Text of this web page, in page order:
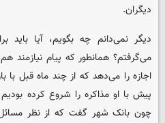
دیگران.
دیگر نمی‌دانم چه بگویم، آیا باید
می‌گرفتم؟ همانطور که پیام نیازمند
اجازه را می‌دهد که از چند ماه قبل با
پیش با او مذاکره را شروع کرده
چون بانک شهر گفت که از نظر